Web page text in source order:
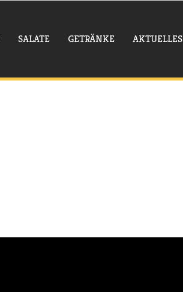
SALATE GETRÄNKE AKTUELLES